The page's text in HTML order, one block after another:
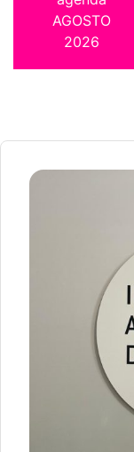
AGOSTO
2026